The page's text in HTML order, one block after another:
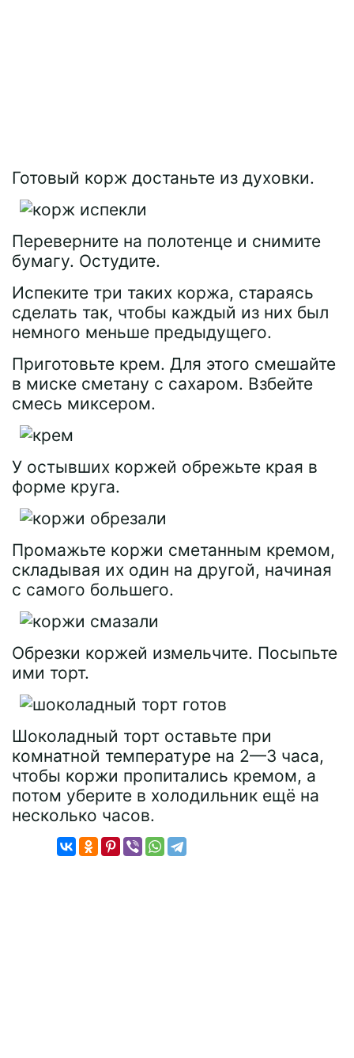
Готовый корж достаньте из духовки.
Переверните на полотенце и снимите
бумагу. Остудите.
Испеките три таких коржа, стараясь
сделать так, чтобы каждый из них был
немного меньше предыдущего.
Приготовьте крем. Для этого смешайте
в миске сметану с сахаром. Взбейте
смесь миксером.
У остывших коржей обрежьте края в
форме круга.
Промажьте коржи сметанным кремом,
складывая их один на другой, начиная
с самого большего.
Обрезки коржей измельчите. Посыпьте
ими торт.
Шоколадный торт оставьте при
комнатной температуре на 2—3 часа,
чтобы коржи пропитались кремом, а
потом уберите в холодильник ещё на
несколько часов.